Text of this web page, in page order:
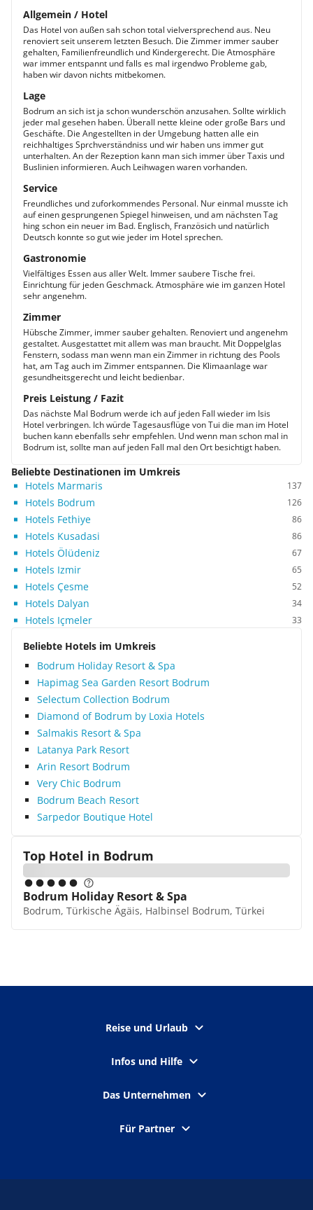
Allgemein / Hotel
Das Hotel von außen sah schon total vielversprechend aus. Neu
renoviert seit unserem letzten Besuch. Die Zimmer immer sauber
gehalten, Familienfreundlich und Kindergerecht. Die Atmosphäre
war immer entspannt und falls es mal irgendwo Probleme gab,
haben wir davon nichts mitbekomen.
Lage
Bodrum an sich ist ja schon wunderschön anzusahen. Sollte wirklich
jeder mal gesehen haben. Überall nette kleine oder große Bars und
Geschäfte. Die Angestellten in der Umgebung hatten alle ein
reichhaltiges Sprchverständniss und wir haben uns immer gut
unterhalten. An der Rezeption kann man sich immer über Taxis und
Buslinien informieren. Auch Leihwagen waren vorhanden.
Service
Freundliches und zuforkommendes Personal. Nur einmal musste ich
auf einen gesprungenen Spiegel hinweisen, und am nächsten Tag
hing schon ein neuer im Bad. Englisch, Französich und natürlich
Deutsch konnte so gut wie jeder im Hotel sprechen.
Gastronomie
Vielfältiges Essen aus aller Welt. Immer saubere Tische frei.
Einrichtung für jeden Geschmack. Atmosphäre wie im ganzen Hotel
sehr angenehm.
Zimmer
Hübsche Zimmer, immer sauber gehalten. Renoviert und angenehm
gestaltet. Ausgestattet mit allem was man braucht. Mit Doppelglas
Fenstern, sodass man wenn man ein Zimmer in richtung des Pools
hat, am Tag auch im Zimmer entspannen. Die Klimaanlage war
gesundheitsgerecht und leicht bedienbar.
Preis Leistung / Fazit
Das nächste Mal Bodrum werde ich auf jeden Fall wieder im Isis
Hotel verbringen. Ich würde Tagesausflüge von Tui die man im Hotel
buchen kann ebenfalls sehr empfehlen. Und wenn man schon mal in
Bodrum ist, sollte man auf jeden Fall mal den Ort besichtigt haben.
Beliebte Destinationen im Umkreis
Hotels Marmaris
137
Hotels Bodrum 126
Hotels Fethiye 86
Hotels Kusadasi 86
Hotels Ölüdeniz 67
Hotels Izmir 65
Hotels Çesme 52
Hotels Dalyan 34
Hotels Içmeler 33
Beliebte Hotels im Umkreis
Bodrum Holiday Resort & Spa
Hapimag Sea Garden Resort Bodrum
Selectum Collection Bodrum
Diamond of Bodrum by Loxia Hotels
Salmakis Resort & Spa
Latanya Park Resort
Arin Resort Bodrum
Very Chic Bodrum
Bodrum Beach Resort
Sarpedor Boutique Hotel
Top Hotel in Bodrum
Bodrum Holiday Resort & Spa
Bodrum, Türkische Ägäis, Halbinsel Bodrum, Türkei
Reise und Urlaub
Infos und Hilfe
Das Unternehmen
Für Partner